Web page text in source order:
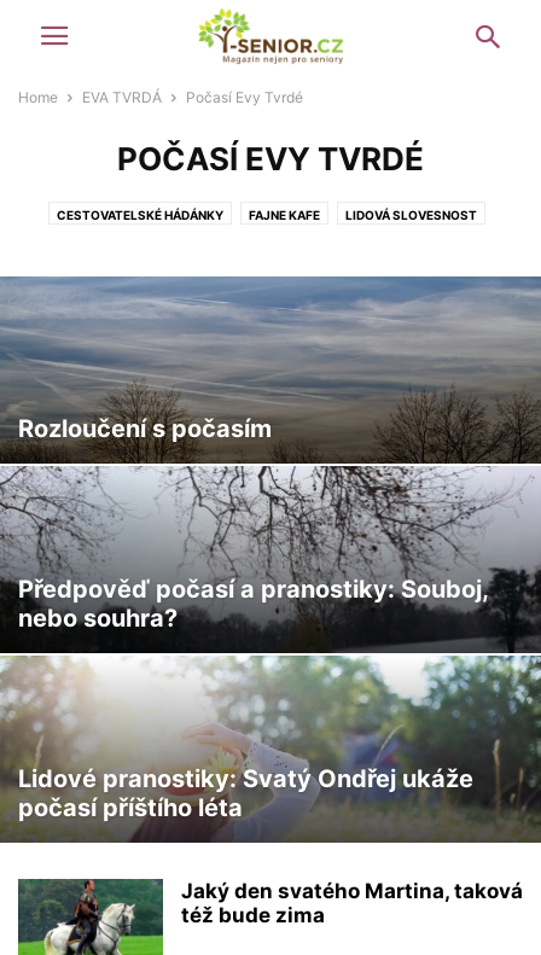
Home EVA TVRDÁ Počasí Evy Tvrdé
POČASÍ EVY TVRDÉ
CESTOVATELSKÉ HÁDÁNKY FAJNE KAFE LIDOVÁ SLOVESNOST
SLEZSKÁ MĚSTA
Rozloučení s počasím
Předpověď počasí a pranostiky: Souboj,
nebo souhra?
Lidové pranostiky: Svatý Ondřej ukáže
počasí příštího léta
Jaký den svatého Martina, taková
též bude zima